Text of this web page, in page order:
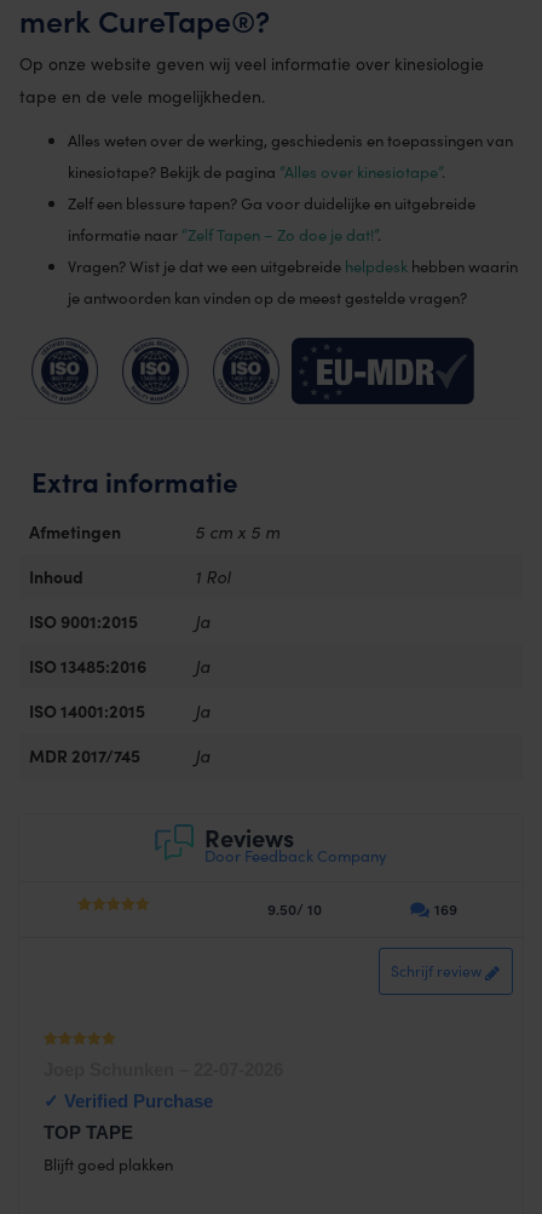
merk CureTape®?
Op onze website geven wij veel informatie over kinesiologie
tape en de vele mogelijkheden.
Alles weten over de werking, geschiedenis en toepassingen van
kinesiotape? Bekijk de pagina “Alles over kinesiotape”.
Zelf een blessure tapen? Ga voor duidelijke en uitgebreide
informatie naar “Zelf Tapen – Zo doe je dat!”.
Vragen? Wist je dat we een uitgebreide helpdesk hebben waarin
je antwoorden kan vinden op de meest gestelde vragen?
Extra informatie
Afmetingen 5 cm x 5 m
Inhoud 1 Rol
ISO 9001:2015 Ja
ISO 13485:2016 Ja
ISO 14001:2015 Ja
MDR 2017/745 Ja
Reviews
Door Feedback Company
9.50/ 10 169
Schrijf review
TOP TAPE
Blijft goed plakken